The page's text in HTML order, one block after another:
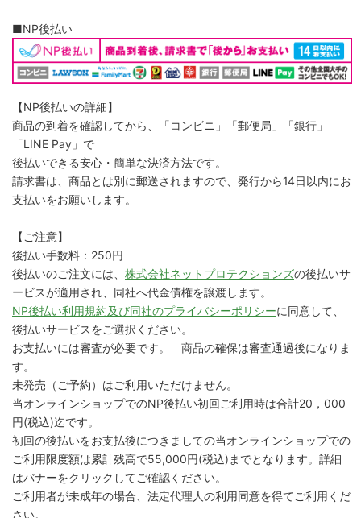
■NP後払い
【NP後払いの詳細】
商品の到着を確認してから、「コンビニ」「郵便局」「銀行」
「LINE Pay」で
後払いできる安心・簡単な決済方法です。
請求書は、商品とは別に郵送されますので、発行から14日以内にお
支払いをお願いします。
【ご注意】
後払い手数料：250円
後払いのご注文には、 株式会社ネットプロテクションズの後払いサ
ービスが適用され、同社へ代金債権を譲渡します。
NP後払い利用規約及び同社のプライバシーポリシーに同意して、
後払いサービスをご選択ください。
お支払いには審査が必要です。 商品の確保は審査通過後になりま
す。
未発売（ご予約）はご利用いただけません。
当オンラインショップでのNP後払い初回ご利用時は合計20，000
円(税込)迄です。
初回の後払いをお支払後につきましての当オンラインショップでの
ご利用限度額は累計残高で55,000円(税込)までとなります。詳細
はバナーをクリックしてご確認ください。
ご利用者が未成年の場合、法定代理人の利用同意を得てご利用くだ
さい。